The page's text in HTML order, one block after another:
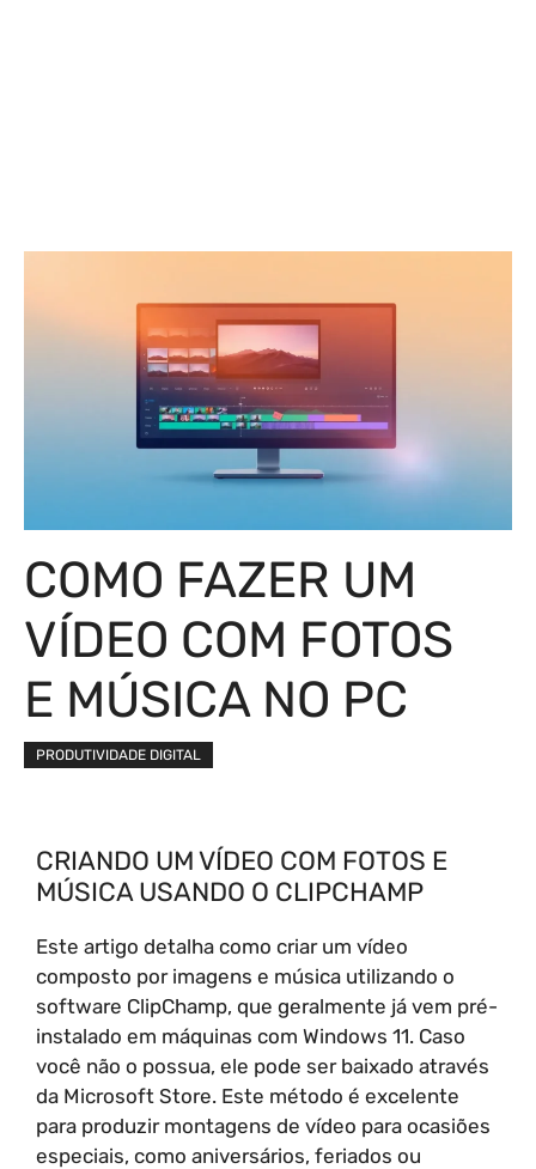
COMO FAZER UM
VÍDEO COM FOTOS
E MÚSICA NO PC
PRODUTIVIDADE DIGITAL
CRIANDO UM VÍDEO COM FOTOS E
MÚSICA USANDO O CLIPCHAMP
Este artigo detalha como criar um vídeo
composto por imagens e música utilizando o
software ClipChamp, que geralmente já vem pré-
instalado em máquinas com Windows 11. Caso
você não o possua, ele pode ser baixado através
da Microsoft Store. Este método é excelente
para produzir montagens de vídeo para ocasiões
especiais, como aniversários, feriados ou